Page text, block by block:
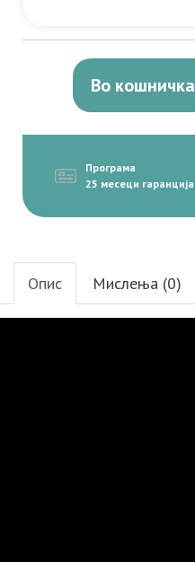
Во кошничка
Програма
25 месеци гаранција
Опис Мислења (0)